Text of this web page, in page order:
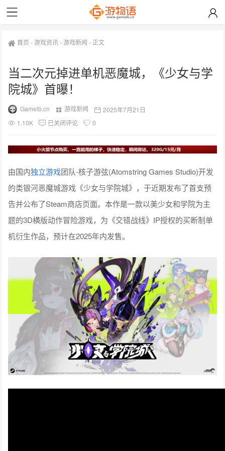
首页 -游戏资讯-游戏新闻 - 正文
当二次元掉进单机恶魔城，《少女与学
院城》首曝！
Gameib.cn 游戏新闻
2025年7月21日
1.10K
已关闭评论 0
由国内独立游戏团队-核子游弦(Atomstring Games Studio)开发
的类银河恶魔城游戏《少女与学院城》，于近期发布了首支预
告并公布了Steam商店页面。本作是一款以美少女和学院为主
题的3D横版动作冒险游戏，为《交错战线》IP授权的买断制单
机衍生作品，预计在2025年内发售。